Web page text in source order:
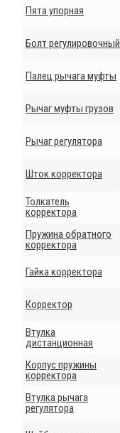
Пята упорная
Болт регулировочный
Палец рычага муфты
Рычаг муфты грузов
Рычаг регулятора
Шток корректора
Толкатель
корректора
Пружина обратного
корректора
Гайка корректора
Корректор
Втулка
дистанционная
Корпус пружины
корректора
Втулка рычага
регулятора